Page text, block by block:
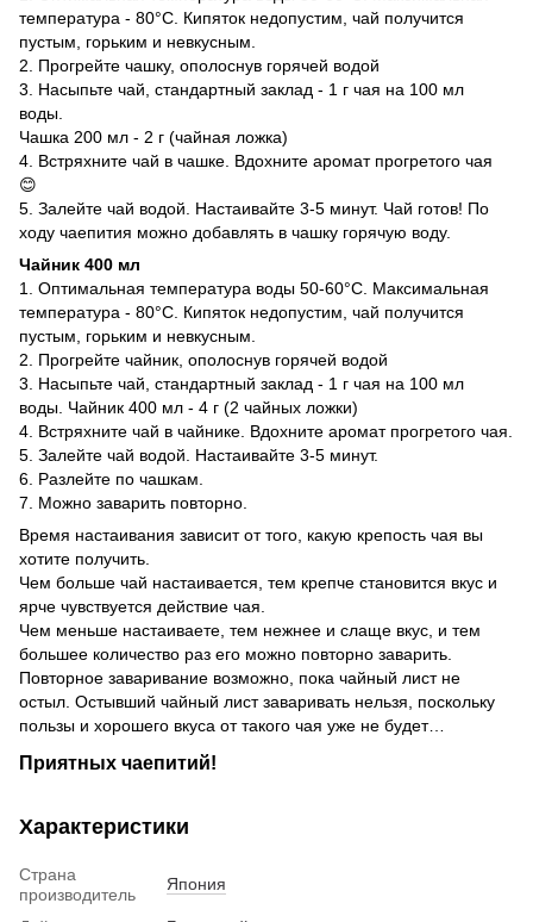
температура - 80°С. Кипяток недопустим, чай получится
пустым, горьким и невкусным.
2. Прогрейте чашку, ополоснув горячей водой
3. Насыпьте чай, стандартный заклад - 1 г чая на 100 мл
воды.
Чашка 200 мл - 2 г (чайная ложка)
4. Встряхните чай в чашке. Вдохните аромат прогретого чая
😊
5. Залейте чай водой. Настаивайте 3-5 минут. Чай готов! По
ходу чаепития можно добавлять в чашку горячую воду.
Чайник 400 мл
1. Оптимальная температура воды 50-60°С. Максимальная
температура - 80°С. Кипяток недопустим, чай получится
пустым, горьким и невкусным.
2. Прогрейте чайник, ополоснув горячей водой
3. Насыпьте чай, стандартный заклад - 1 г чая на 100 мл
воды. Чайник 400 мл - 4 г (2 чайных ложки)
4. Встряхните чай в чайнике. Вдохните аромат прогретого чая.
5. Залейте чай водой. Настаивайте 3-5 минут.
6. Разлейте по чашкам.
7. Можно заварить повторно.
Время настаивания зависит от того, какую крепость чая вы
хотите получить.
Чем больше чай настаивается, тем крепче становится вкус и
ярче чувствуется действие чая.
Чем меньше настаиваете, тем нежнее и слаще вкус, и тем
большее количество раз его можно повторно заварить.
Повторное заваривание возможно, пока чайный лист не
остыл. Остывший чайный лист заваривать нельзя, поскольку
пользы и хорошего вкуса от такого чая уже не будет…
Приятных чаепитий!
Характеристики
Страна
производитель
Япония